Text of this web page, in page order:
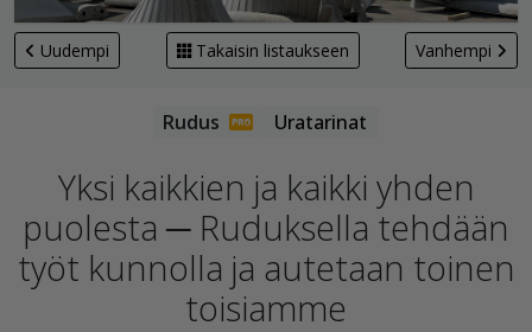
Uudempi Takaisin listaukseen Vanhempi
Uratarinat
Yksi kaikkien ja kaikki yhden
puolesta ─ Ruduksella tehdään
työt kunnolla ja autetaan toinen
toisiamme